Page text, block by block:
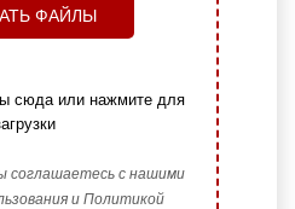
ФАЙЛЫ
сюда или нажмите для
соглашаетесь с нашими
и Политикой